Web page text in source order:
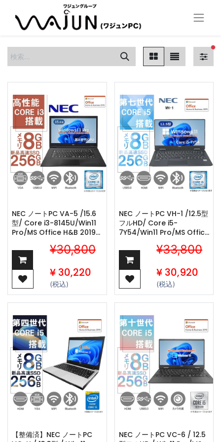
NEC ノートPC VA-5 /15.6
型/ Core i3-8145U/Win11
Pro/MS Office H&B 2019
SSD/中古整備PC¥30,800
¥ 30,220
(税込)
NEC ノートPC VH-1 /12.5型
フルHD/ Core i5-
7Y54/Win11 Pro/MS Office
/WIFI/Bluetooth/HDMI/8GB/
SSD/中古整備品
¥33,800
¥ 30,920
(税込)
【整備済】NEC ノートPC
NEC ノートPC VC-6 / 12.5